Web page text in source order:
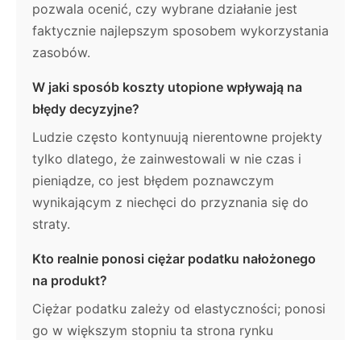
pozwala ocenić, czy wybrane działanie jest
faktycznie najlepszym sposobem wykorzystania
zasobów.
W jaki sposób koszty utopione wpływają na
błędy decyzyjne?
Ludzie często kontynuują nierentowne projekty
tylko dlatego, że zainwestowali w nie czas i
pieniądze, co jest błędem poznawczym
wynikającym z niechęci do przyznania się do
straty.
Kto realnie ponosi ciężar podatku nałożonego
na produkt?
Ciężar podatku zależy od elastyczności; ponosi
go w większym stopniu ta strona rynku